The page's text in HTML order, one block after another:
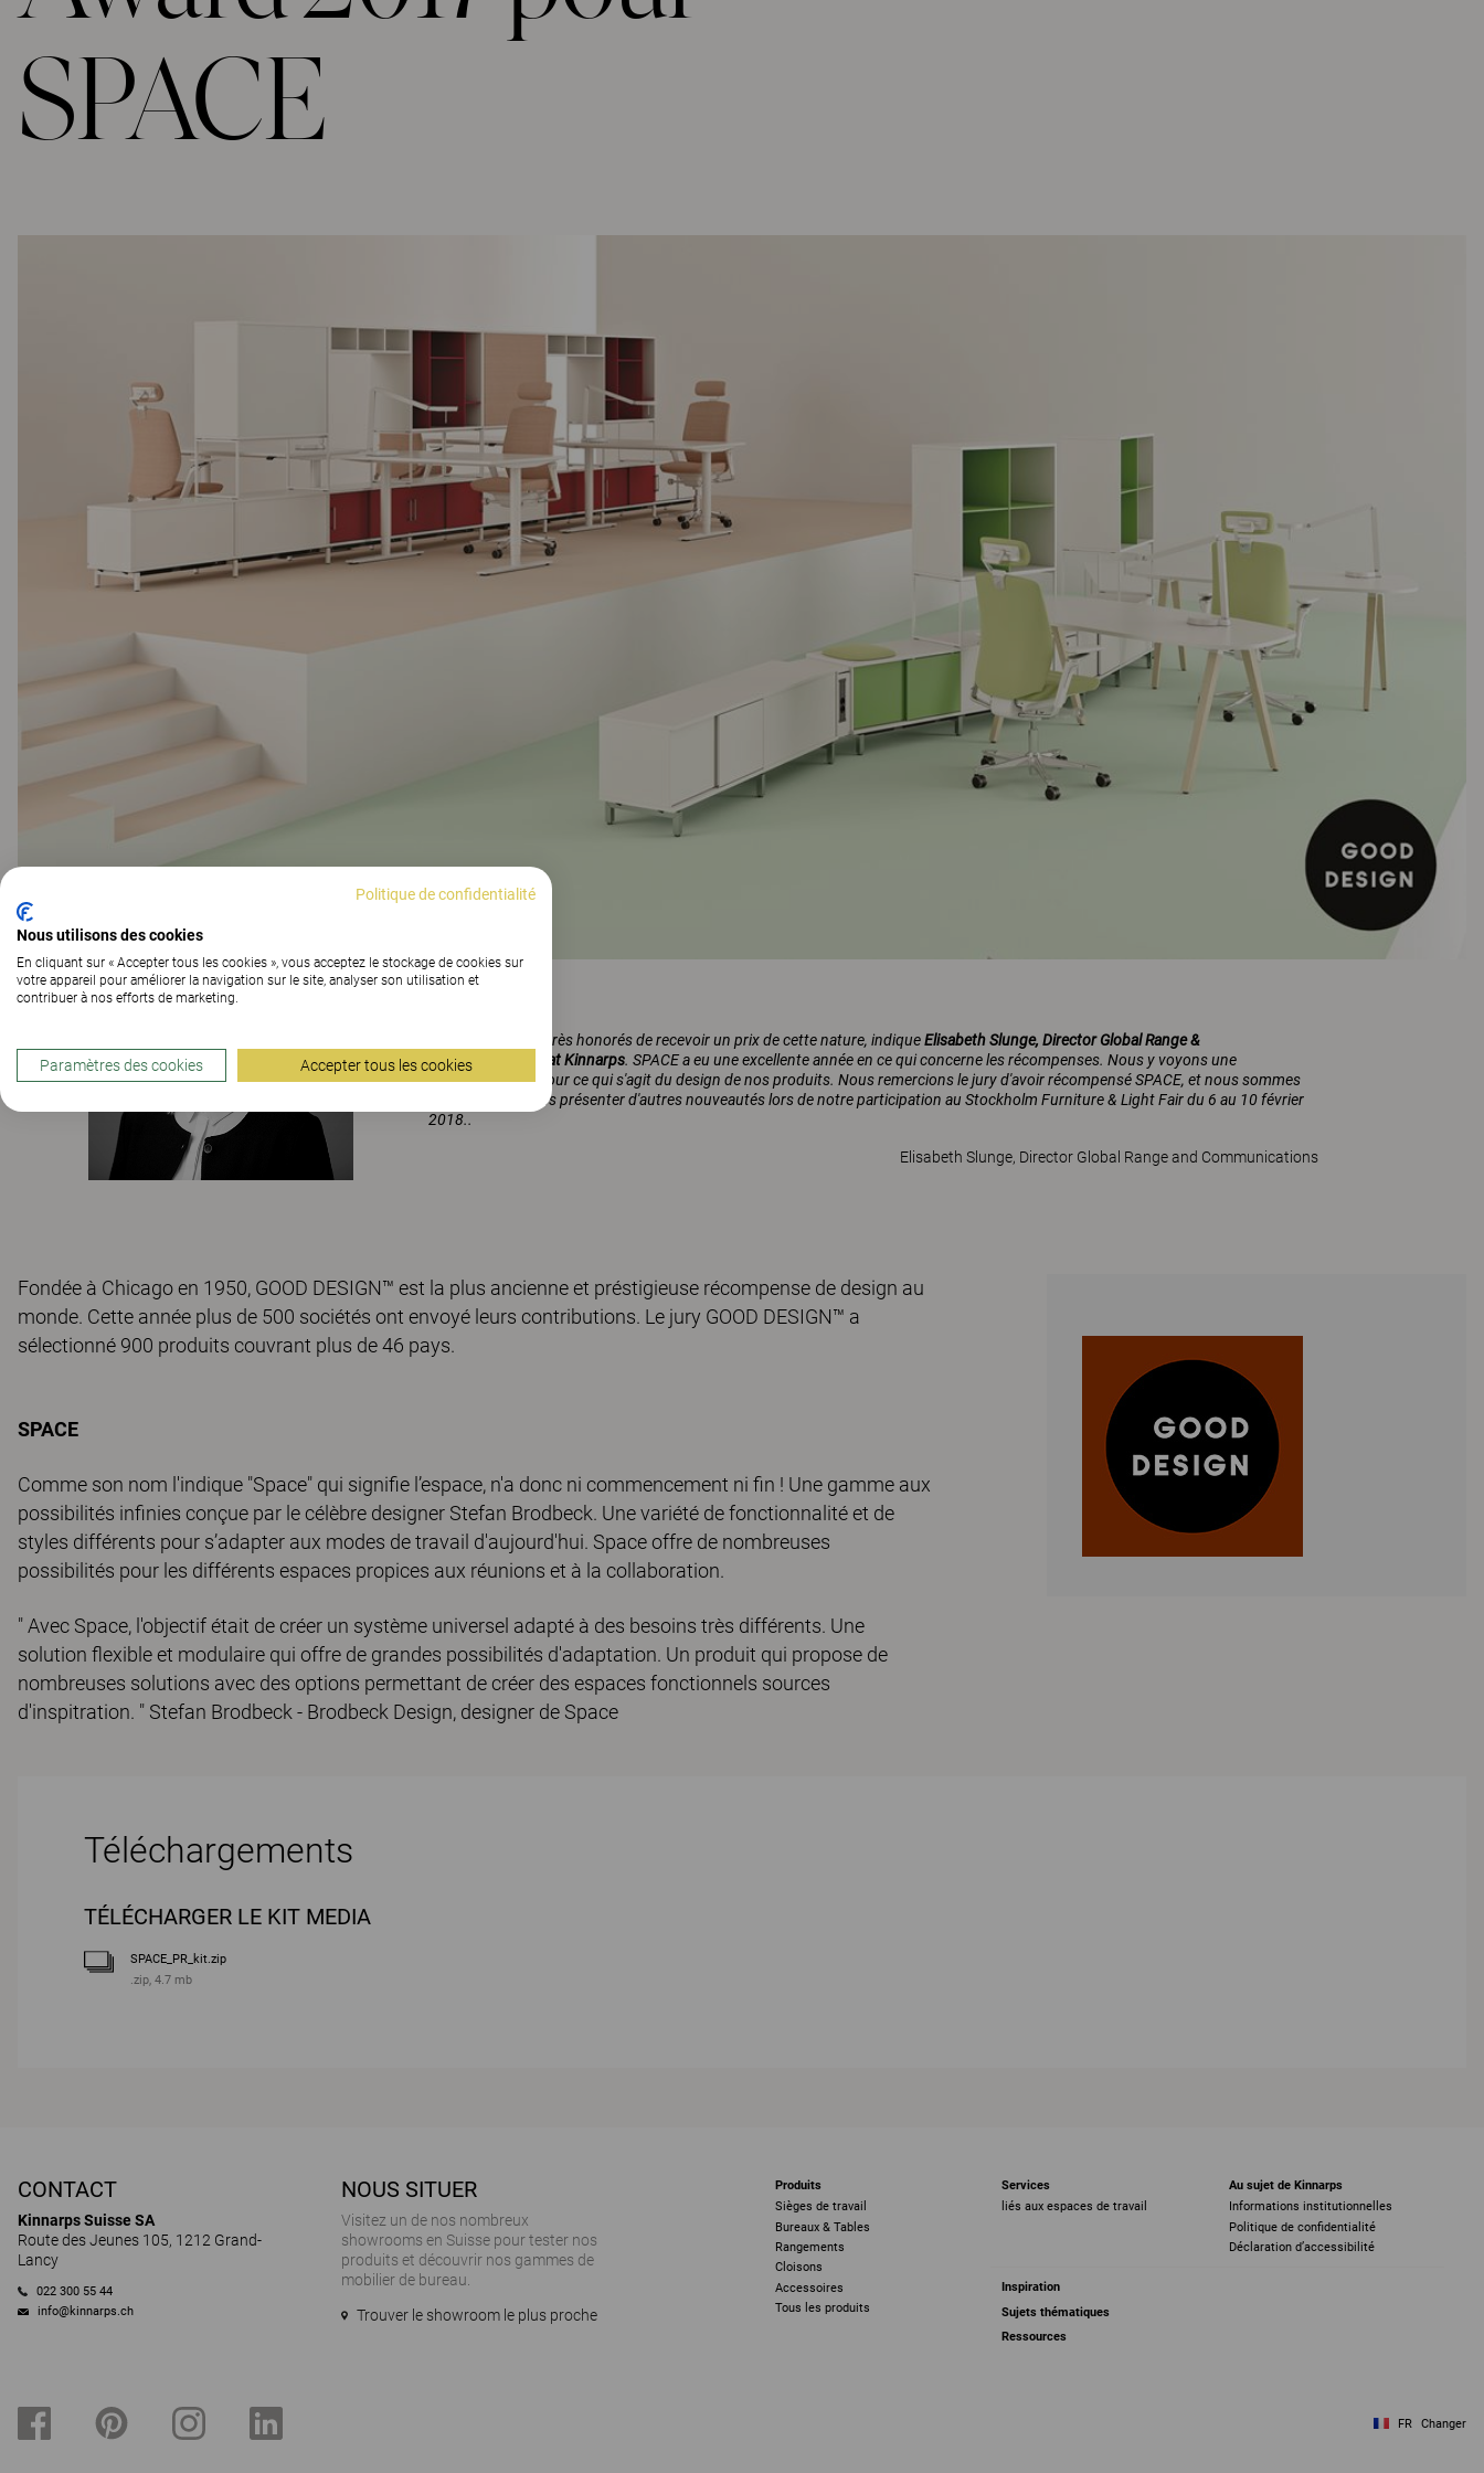
SPACE
Nous sommes très honorés de recevoir un prix de cette nature, indiqueElisabeth Slunge, Director Global Range &
Communications at Kinnarps. SPACE a eu une excellente année en ce qui concerne les récompenses. Nous y voyons une
reconnaissance pour ce qui s'agit du design de nos produits. Nous remercions le jury d'avoir récompensé SPACE, et nous sommes
impatients de vous présenter d'autres nouveautés lors de notre participation au Stockholm Furniture & Light Fair du 6 au 10 février
2018..
Elisabeth Slunge, Director Global Range and Communications
Fondée à Chicago en 1950, GOOD DESIGN™ est la plus ancienne et préstigieuse récompense de design au
monde. Cette année plus de 500 sociétés ont envoyé leurs contributions. Le jury GOOD DESIGN™ a
sélectionné 900 produits couvrant plus de 46 pays.
SPACE
Comme son nom l'indique "Space" qui signifie l’espace, n'a donc ni commencement ni fin ! Une gamme aux
possibilités infinies conçue par le célèbre designer Stefan Brodbeck. Une variété de fonctionnalité et de
styles différents pour s’adapter aux modes de travail d'aujourd'hui. Space offre de nombreuses
possibilités pour les différents espaces propices aux réunions et à la collaboration.
" Avec Space, l'objectif était de créer un système universel adapté à des besoins très différents. Une
solution flexible et modulaire qui offre de grandes possibilités d'adaptation. Un produit qui propose de
nombreuses solutions avec des options permettant de créer des espaces fonctionnels sources
d'inspitration. " Stefan Brodbeck - Brodbeck Design, designer de Space
Téléchargements
TÉLÉCHARGER LE KIT MEDIA
SPACE_PR_kit.zip
.zip, 4.7 mb
CONTACT
Kinnarps Suisse SA
Route des Jeunes 105, 1212 Grand-
Lancy
022 300 55 44
info@kinnarps.ch
NOUS SITUER
Visitez un de nos nombreux
showrooms en Suisse pour tester nos
produits et découvrir nos gammes de
mobilier de bureau.
Trouver le showroom le plus proche
Produits
Sièges de travail
Bureaux & Tables
Rangements
Cloisons
Accessoires
Tous les produits
Services
liés aux espaces de travail
Au sujet de Kinnarps
Informations institutionnelles
Politique de confidentialité
Déclaration d’accessibilité
Inspiration
Sujets thématiques
Ressources
FR Changer
Politique de confidentialité
Nous utilisons des cookies
En cliquant sur « Accepter tous les cookies », vous acceptez le stockage de cookies sur
votre appareil pour améliorer la navigation sur le site, analyser son utilisation et
contribuer à nos efforts de marketing.
Paramètres des cookies Accepter tous les cookies